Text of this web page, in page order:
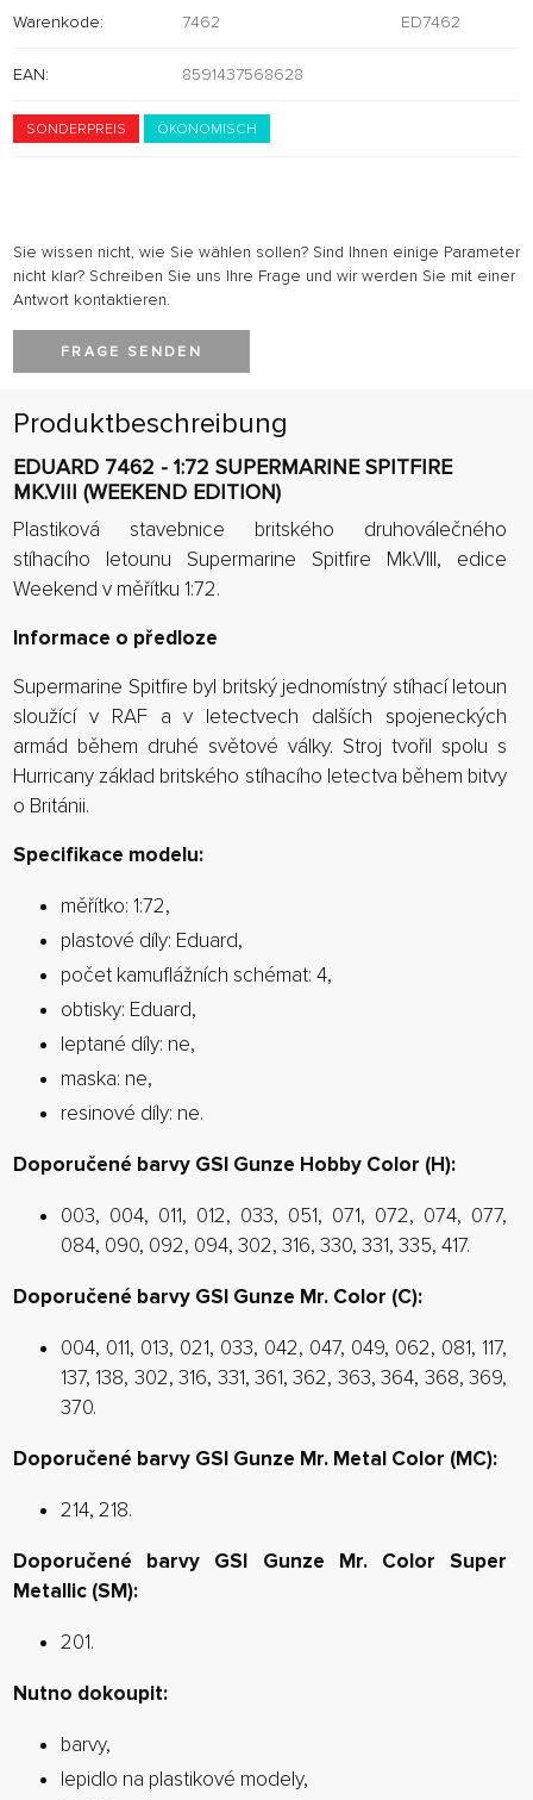
Warenkode: 7462 ED7462
EAN: 8591437568628
SONDERPREIS ÖKONOMISCH
Sie wissen nicht, wie Sie wählen sollen? Sind Ihnen einige Parameter
nicht klar? Schreiben Sie uns Ihre Frage und wir werden Sie mit einer
Antwort kontaktieren.
FRAGE SENDEN
Produktbeschreibung
EDUARD 7462 - 1:72 SUPERMARINE SPITFIRE
MK.VIII (WEEKEND EDITION)
Plastiková stavebnice britského druhoválečného
stíhacího letounu Supermarine Spitfire Mk.VIII, edice
Weekend v měřítku 1:72.
Informace o předloze
Supermarine Spitfire byl britský jednomístný stíhací letoun
sloužící v RAF a v letectvech dalších spojeneckých
armád během druhé světové války. Stroj tvořil spolu s
Hurricany základ britského stíhacího letectva během bitvy
o Británii.
Specifikace modelu:
měřítko: 1:72,
plastové díly: Eduard,
počet kamuflážních schémat: 4,
obtisky: Eduard,
leptané díly: ne,
maska: ne,
resinové díly: ne.
Doporučené barvy GSI Gunze Hobby Color (H):
003, 004, 011, 012, 033, 051, 071, 072, 074, 077,
084, 090, 092, 094, 302, 316, 330, 331, 335, 417.
Doporučené barvy GSI Gunze Mr. Color (C):
004, 011, 013, 021, 033, 042, 047, 049, 062, 081, 117,
137, 138, 302, 316, 331, 361, 362, 363, 364, 368, 369,
370.
Doporučené barvy GSI Gunze Mr. Metal Color (MC):
214, 218.
Doporučené barvy GSI Gunze Mr. Color Super
Metallic (SM):
201.
Nutno dokoupit:
barvy,
lepidlo na plastikové modely,